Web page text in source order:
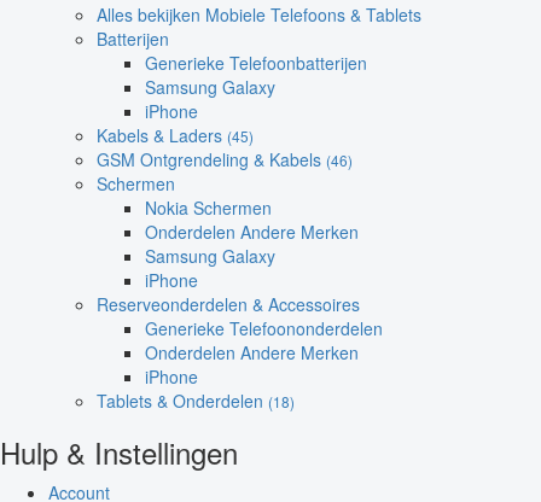
Alles bekijken Mobiele Telefoons & Tablets
Batterijen
Generieke Telefoonbatterijen
Samsung Galaxy
iPhone
Kabels & Laders (45)
GSM Ontgrendeling & Kabels (46)
Schermen
Nokia Schermen
Onderdelen Andere Merken
Samsung Galaxy
iPhone
Reserveonderdelen & Accessoires
Generieke Telefoononderdelen
Onderdelen Andere Merken
iPhone
Tablets & Onderdelen (18)
Hulp & Instellingen
Account